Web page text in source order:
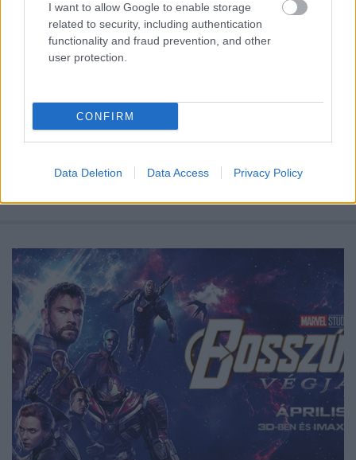
I want to allow Google to enable storage
related to security, including authentication
functionality and fraud prevention, and other
user protection.
CONFIRM
Data Deletion Data Access Privacy Policy
...